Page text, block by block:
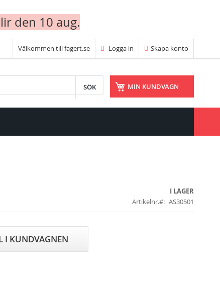
den 10 aug.
Välkommen till fagert.se Logga in Skapa konto
MIN KUNDVAGN
I LAGER
Artikelnr.
AS30501
I KUNDVAGNEN